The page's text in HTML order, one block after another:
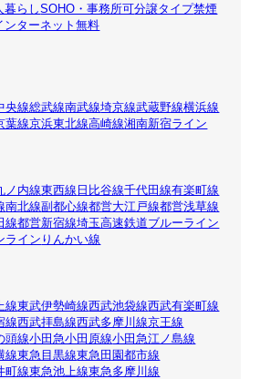
暮らしSOHO・事務所可分譲タイプ禁煙
ンターネット無料
央線総武線南武線埼京線武蔵野線横浜線
葉線京浜東北線高崎線湘南新宿ライン
ノ内線東西線 日比谷線千代田線有楽町線
南北線副都心線都営大江戸線都営浅草線
線都営新宿線埼玉高速鉄道ブルーライン
ライン りんかい線
線東武伊勢崎線西武池袋線西武有楽町線
線西武拝島線西武多摩川線京王線
頭線小田急小田原線小田急江ノ島線
線東急目黒線東急田園都市線
町線東急池上線東急多摩川線